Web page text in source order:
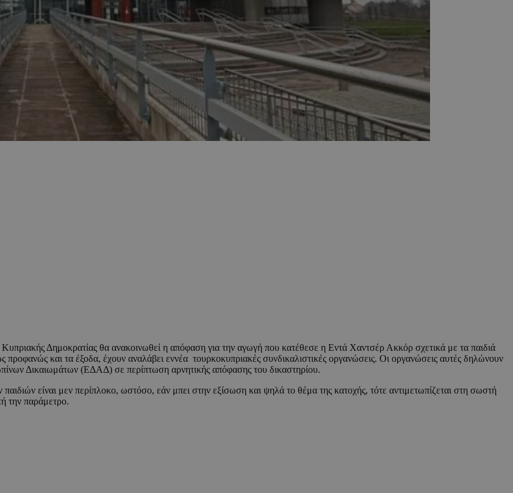
Δημοκρατίας θα ανακοινωθεί η απόφαση για την αγωγή που κατέθεσε η Εντά Χαντσέρ Ακκόρ σχετικά με τα παιδιά
προφανώς και τα έξοδα, έχουν αναλάβει εννέα τουρκοκυπριακές συνδικαλιστικές οργανώσεις. Οι οργανώσεις αυτές δηλώνουν
Δικαιωμάτων (ΕΔΑΔ) σε περίπτωση αρνητικής απόφασης του δικαστηρίου.
είναι μεν περίπλοκο, ωστόσο, εάν μπει στην εξίσωση και ψηλά το θέμα της κατοχής, τότε αντιμετωπίζεται στη σωστή
την παράμετρο.